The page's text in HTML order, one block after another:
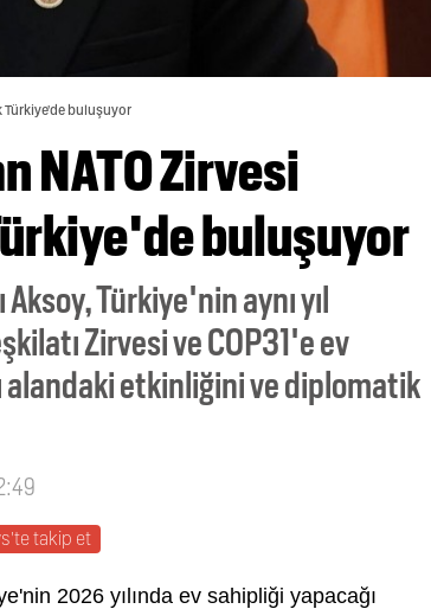
Türkiye'de buluşuyor
NATO Zirvesi
buluşuyor
Türkiye'nin aynı yıl
Zirvesi ve COP31'e ev
alandaki etkinliğini ve diplomatik
takip et
2026 yılında ev sahipliği yapacağı